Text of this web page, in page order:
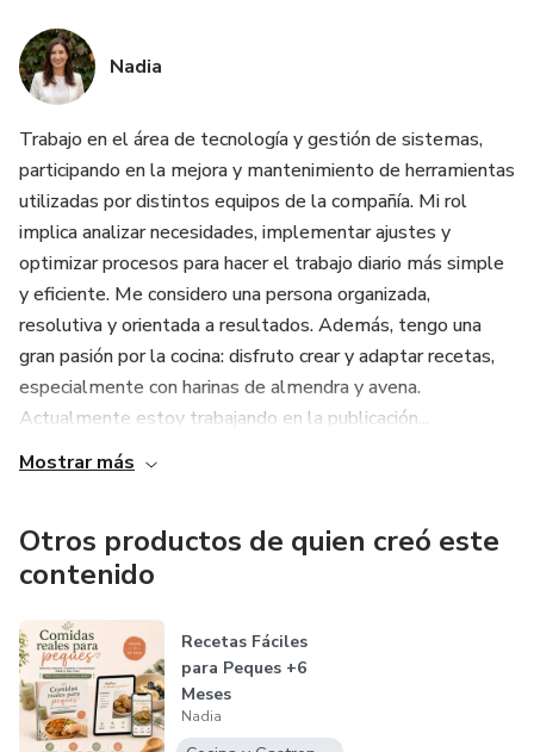
Nadia
Trabajo en el área de tecnología y gestión de sistemas,
participando en la mejora y mantenimiento de herramientas
utilizadas por distintos equipos de la compañía. Mi rol
implica analizar necesidades, implementar ajustes y
optimizar procesos para hacer el trabajo diario más simple
y eficiente. Me considero una persona organizada,
resolutiva y orientada a resultados. Además, tengo una
gran pasión por la cocina: disfruto crear y adaptar recetas,
especialmente con harinas de almendra y avena.
Actualmente estoy trabajando en la publicación...
Mostrar más
Otros productos de quien creó este
contenido
Recetas Fáciles
para Peques +6
Meses
Nadia